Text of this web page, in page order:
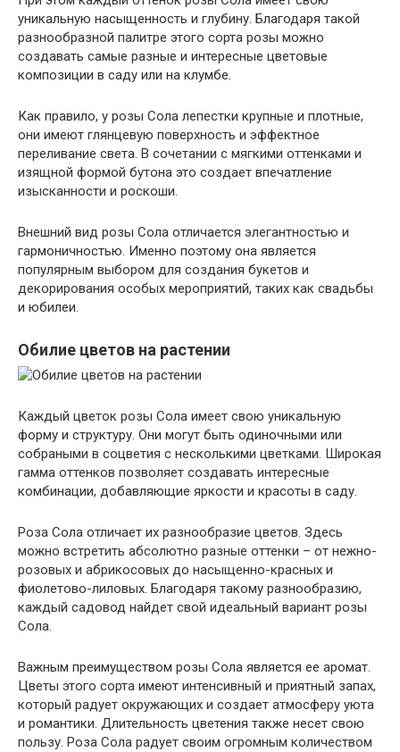
уникальную насыщенность и глубину. Благодаря такой
разнообразной палитре этого сорта розы можно
создавать самые разные и интересные цветовые
композиции в саду или на клумбе.
Как правило, у розы Сола лепестки крупные и плотные,
они имеют глянцевую поверхность и эффектное
переливание света. В сочетании с мягкими оттенками и
изящной формой бутона это создает впечатление
изысканности и роскоши.
Внешний вид розы Сола отличается элегантностью и
гармоничностью. Именно поэтому она является
популярным выбором для создания букетов и
декорирования особых мероприятий, таких как свадьбы
и юбилеи.
Обилие цветов на растении
Каждый цветок розы Сола имеет свою уникальную
форму и структуру. Они могут быть одиночными или
собраными в соцветия с несколькими цветками. Широкая
гамма оттенков позволяет создавать интересные
комбинации, добавляющие яркости и красоты в саду.
Роза Сола отличает их разнообразие цветов. Здесь
можно встретить абсолютно разные оттенки – от нежно-
розовых и абрикосовых до насыщенно-красных и
фиолетово-лиловых. Благодаря такому разнообразию,
каждый садовод найдет свой идеальный вариант розы
Сола.
Важным преимуществом розы Сола является ее аромат.
Цветы этого сорта имеют интенсивный и приятный запах,
который радует окружающих и создает атмосферу уюта
и романтики. Длительность цветения также несет свою
пользу. Роза Сола радует своим огромным количеством